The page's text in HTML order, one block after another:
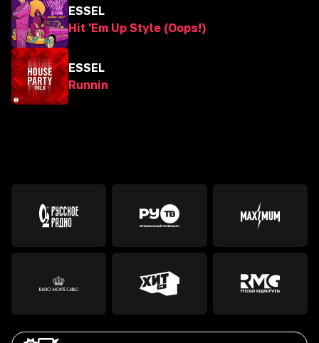
ESSEL
Hit 'Em Up Style (Oops!)
ESSEL
Runnin